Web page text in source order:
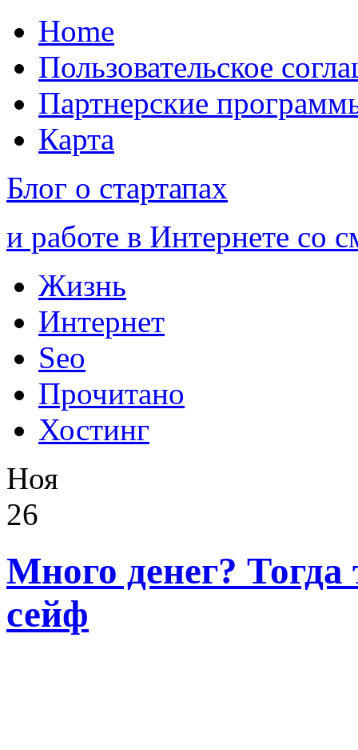
Home
Пользовательское
Партнерские
Карта
Блог о стартапах
и работе в Интернете со
Жизнь
Интернет
Seo
Прочитано
Хостинг
Ноя
26
Много денег?
сейф